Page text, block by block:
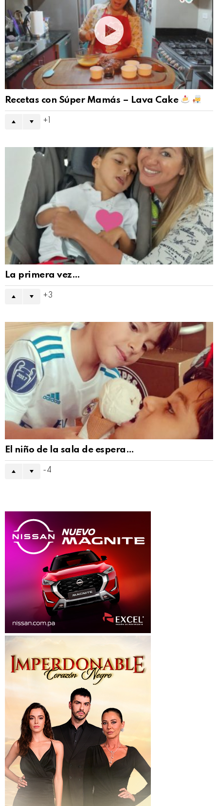
Recetas con Súper Mamás – Lava Cake
La primera vez…
3
El niño de la sala de espera…
-4